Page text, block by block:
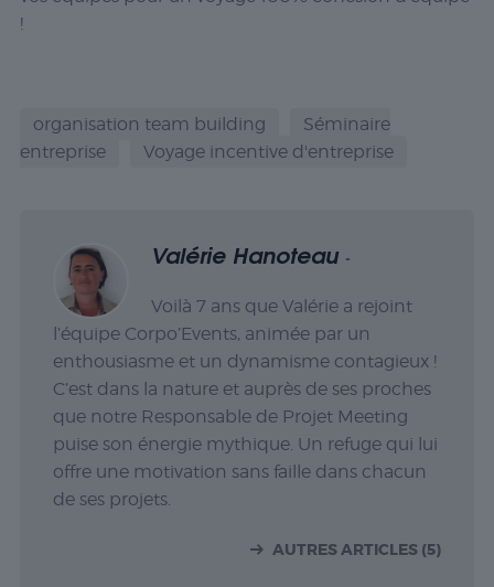
!
organisation team building
Séminaire
entreprise
Voyage incentive d'entreprise
Valérie Hanoteau -
Voilà 7 ans que Valérie a rejoint
l’équipe Corpo’Events, animée par un
enthousiasme et un dynamisme contagieux !
C’est dans la nature et auprès de ses proches
que notre Responsable de Projet Meeting
puise son énergie mythique. Un refuge qui lui
offre une motivation sans faille dans chacun
de ses projets.
AUTRES ARTICLES (5)